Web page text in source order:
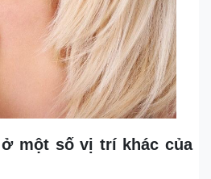
một số vị trí khác của